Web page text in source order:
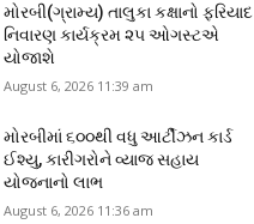
મોરબી(ગ્રામ્ય) તાલુકા કક્ષાનો ફરિયાદ
નિવારણ કાર્યક્રમ ૨૫ ઓગસ્ટએ
યોજાશે
August 6, 2026 11:39 am
મોરબીમાં ૬૦૦થી વધુ આર્ટીઝન કાર્ડ
ઈશ્યુ, કારીગરોને વ્યાજ સહાય
યોજનાનો લાભ
August 6, 2026 11:36 am